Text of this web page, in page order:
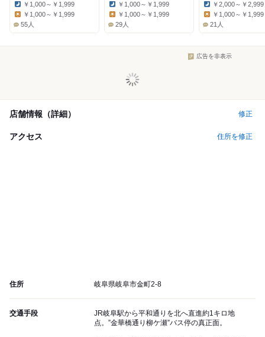
Dinner:
￥1,000～￥1,999
Lunch:
￥1,000～￥1,999
55人
Dinner:
￥1,000～￥1,999
Lunch:
￥1,000～￥1,999
29人
Dinner:
￥2,000～￥2,999
Lunch:
￥1,000～￥1,999
21人
広告を非表示
店舗情報（詳細） 修正
アクセス 住所を修正
住所 岐阜県岐阜市金町2-8
交通手段
JR岐阜駅から平和通りを北へ直進約1キロ地
点。”金華橋通り柳ケ瀬”バス停の真正面。